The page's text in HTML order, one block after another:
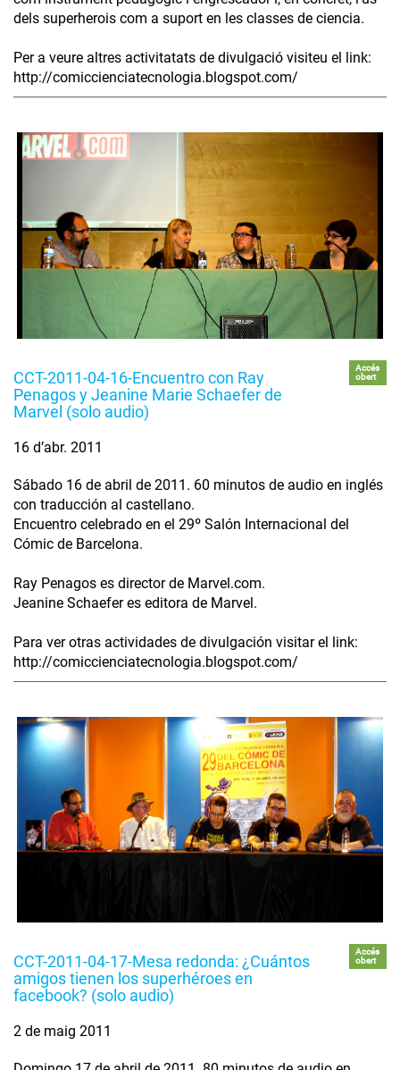
dels superherois com a suport en les classes de ciencia.
Per a veure altres activitatats de divulgació visiteu el link:
http://comiccienciatecnologia.blogspot.com/
CCT-2011-04-16-Encuentro con Ray
Penagos y Jeanine Marie Schaefer de
Marvel (solo audio)
Accés
obert
16 d’abr. 2011
Sábado 16 de abril de 2011. 60 minutos de audio en inglés
con traducción al castellano.
Encuentro celebrado en el 29º Salón Internacional del
Cómic de Barcelona.
Ray Penagos es director de Marvel.com.
Jeanine Schaefer es editora de Marvel.
Para ver otras actividades de divulgación visitar el link:
http://comiccienciatecnologia.blogspot.com/
CCT-2011-04-17-Mesa redonda: ¿Cuántos
amigos tienen los superhéroes en
facebook? (solo audio)
Accés
obert
2 de maig 2011